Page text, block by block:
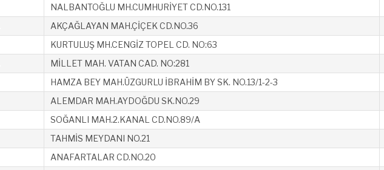
NALBANTOĞLU MH.CUMHURİYET CD.NO.131
AKÇAĞLAYAN MAH.ÇİÇEK CD.NO.36
KURTULUŞ MH.CENGİZ TOPEL CD. NO:63
MİLLET MAH. VATAN CAD. NO:281
HAMZA BEY MAH.ÜZGURLU İBRAHİM BY SK. NO.13/1-2-3
ALEMDAR MAH.AYDOĞDU SK.NO.29
SOĞANLI MAH.2.KANAL CD.NO.89/A
TAHMİS MEYDANI NO.21
ANAFARTALAR CD.NO.20